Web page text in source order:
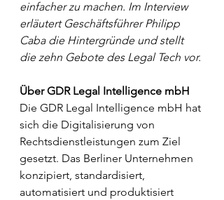
einfacher zu machen. Im Interview
erläutert Geschäftsführer Philipp
Caba die Hintergründe und stellt
die zehn Gebote des Legal Tech vor.
Über GDR Legal Intelligence mbH
Die GDR Legal Intelligence mbH hat
sich die Digitalisierung von
Rechtsdienstleistungen zum Ziel
gesetzt. Das Berliner Unternehmen
konzipiert, standardisiert,
automatisiert und produktisiert